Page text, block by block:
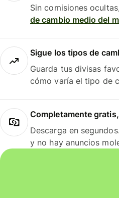
Sin comisiones
de cambio medio del
Sigue los tipos de
Guarda tus divisas
cómo varía el tipo de
Completamente
Descarga en
y no hay anuncios